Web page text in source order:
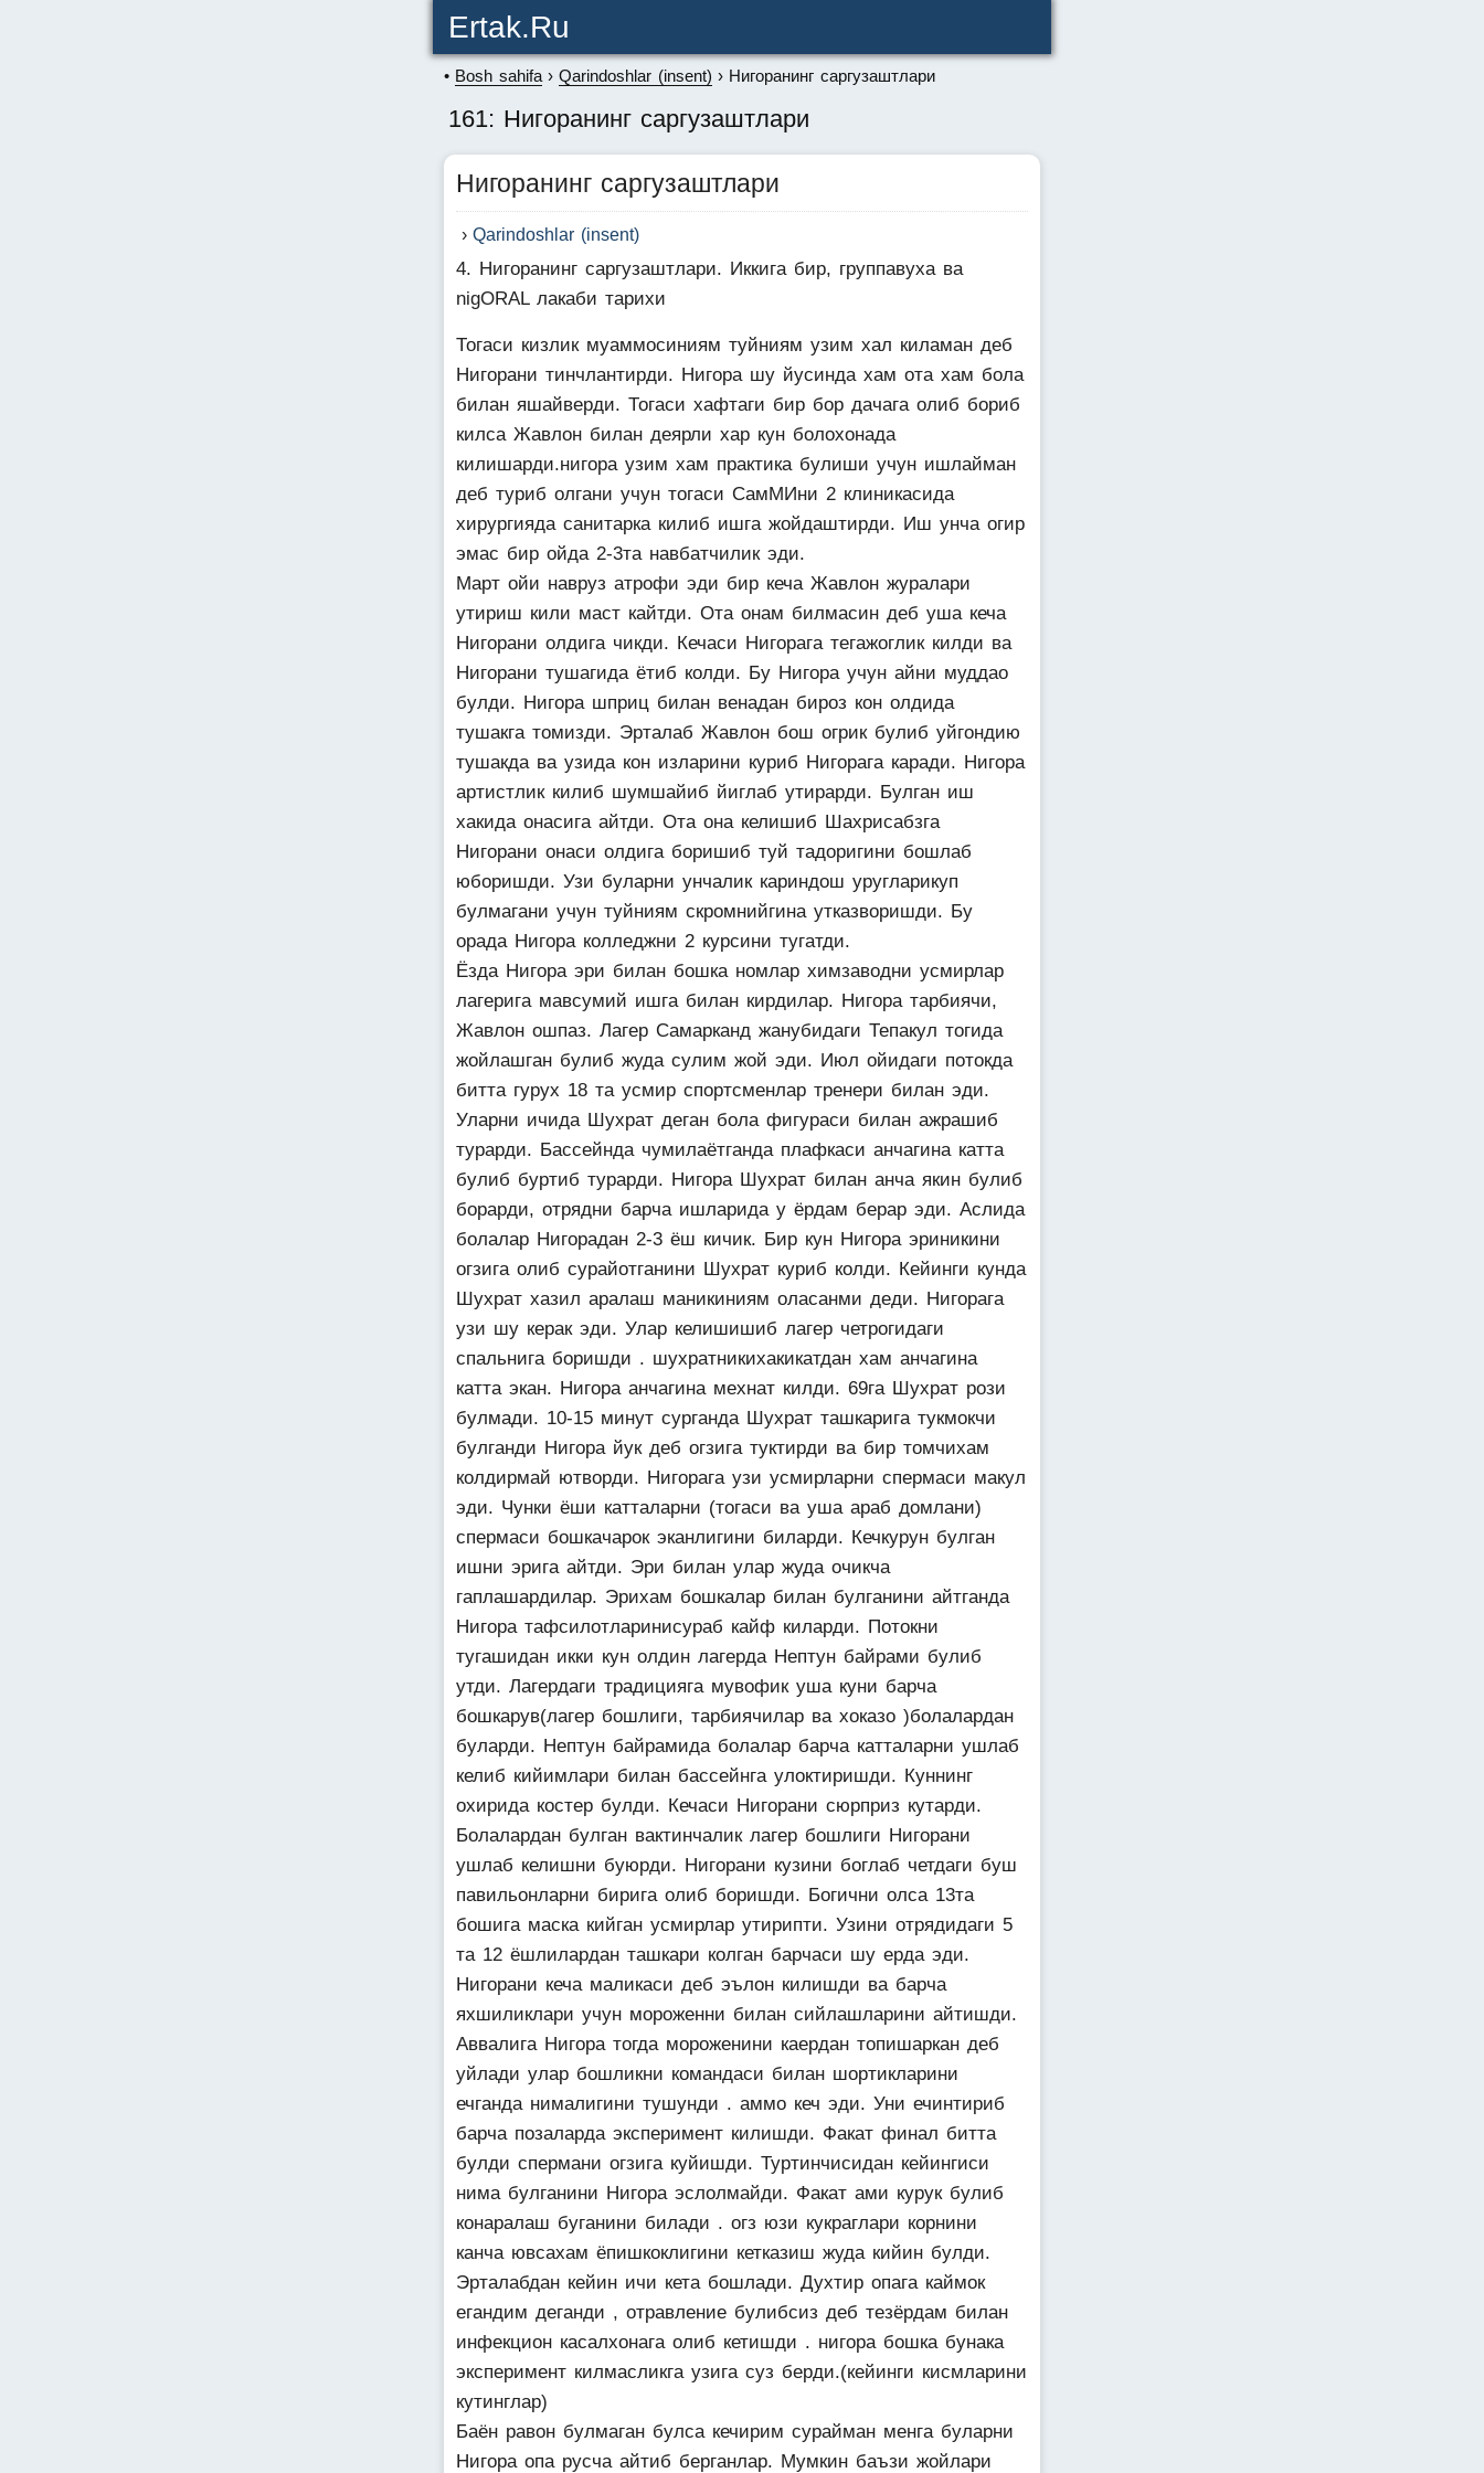
Ertak.ru
Bosh sahifa Qarindoshlar (insent) Нигоранинг саргузаштлари
161: Нигоранинг саргузаштлари
Нигоранинг саргузаштлари
Qarindoshlar (insent)
4. Нигоранинг саргузаштлари. Иккига бир, группавуха ва
nigORAL лакаби тарихи
Тогаси кизлик муаммосиниям туйниям узим хал киламан деб
Нигорани тинчлантирди. Нигора шу йусинда хам ота хам бола
билан яшайверди. Тогаси хафтаги бир бор дачага олиб бориб
килса Жавлон билан деярли хар кун болохонада
килишарди.нигора узим хам практика булиши учун ишлайман
деб туриб олгани учун тогаси СамМИни 2 клиникасида
хирургияда санитарка килиб ишга жойдаштирди. Иш унча огир
эмас бир ойда 2-3та навбатчилик эди.
Март ойи навруз атрофи эди бир кеча Жавлон журалари
утириш кили маст кайтди. Ота онам билмасин деб уша кеча
Нигорани олдига чикди. Кечаси Нигорага тегажоглик килди ва
Нигорани тушагида ётиб колди. Бу Нигора учун айни муддао
булди. Нигора шприц билан венадан бироз кон олдида
тушакга томизди. Эрталаб Жавлон бош огрик булиб уйгондию
тушакда ва узида кон изларини куриб Нигорага каради. Нигора
артистлик килиб шумшайиб йиглаб утирарди. Булган иш
хакида онасига айтди. Ота она келишиб Шахрисабзга
Нигорани онаси олдига боришиб туй тадоригини бошлаб
юборишди. Узи буларни унчалик кариндош уругларикуп
булмагани учун туйниям скромнийгина утказворишди. Бу
орада Нигора колледжни 2 курсини тугатди.
Ёзда Нигора эри билан бошка номлар химзаводни усмирлар
лагерига мавсумий ишга билан кирдилар. Нигора тарбиячи,
Жавлон ошпаз. Лагер Самарканд жанубидаги Тепакул тогида
жойлашган булиб жуда сулим жой эди. Июл ойидаги потокда
битта гурух 18 та усмир спортсменлар тренери билан эди.
Уларни ичида Шухрат деган бола фигураси билан ажрашиб
турарди. Бассейнда чумилаётганда плафкаси анчагина катта
булиб буртиб турарди. Нигора Шухрат билан анча якин булиб
борарди, отрядни барча ишларида у ёрдам берар эди. Аслида
болалар Нигорадан 2-3 ёш кичик. Бир кун Нигора эриникини
огзига олиб сурайотганини Шухрат куриб колди. Кейинги кунда
Шухрат хазил аралаш маникиниям оласанми деди. Нигорага
узи шу керак эди. Улар келишишиб лагер четрогидаги
спальнига боришди . шухратникихакикатдан хам анчагина
катта экан. Нигора анчагина мехнат килди. 69га Шухрат рози
булмади. 10-15 минут сурганда Шухрат ташкарига тукмокчи
булганди Нигора йук деб огзига туктирди ва бир томчихам
колдирмай ютворди. Нигорага узи усмирларни спермаси макул
эди. Чунки ёши катталарни (тогаси ва уша араб домлани)
спермаси бошкачарок эканлигини биларди. Кечкурун булган
ишни эрига айтди. Эри билан улар жуда очикча
гаплашардилар. Эрихам бошкалар билан булганини айтганда
Нигора тафсилотларинисураб кайф киларди. Потокни
тугашидан икки кун олдин лагерда Нептун байрами булиб
утди. Лагердаги традицияга мувофик уша куни барча
бошкарув(лагер бошлиги, тарбиячилар ва хоказо )болалардан
буларди. Нептун байрамида болалар барча катталарни ушлаб
келиб кийимлари билан бассейнга улоктиришди. Куннинг
охирида костер булди. Кечаси Нигорани сюрприз кутарди.
Болалардан булган вактинчалик лагер бошлиги Нигорани
ушлаб келишни буюрди. Нигорани кузини боглаб четдаги буш
павильонларни бирига олиб боришди. Богични олса 13та
бошига маска кийган усмирлар утирипти. Узини отрядидаги 5
та 12 ёшлилардан ташкари колган барчаси шу ерда эди.
Нигорани кеча маликаси деб эълон килишди ва барча
яхшиликлари учун мороженни билан сийлашларини айтишди.
Аввалига Нигора тогда мороженини каердан топишаркан деб
уйлади улар бошликни командаси билан шортикларини
ечганда нималигини тушунди . аммо кеч эди. Уни ечинтириб
барча позаларда эксперимент килишди. Факат финал битта
булди спермани огзига куйишди. Туртинчисидан кейингиси
нима булганини Нигора эслолмайди. Факат ами курук булиб
конаралаш буганини билади . огз юзи кукраглари корнини
канча ювсахам ёпишкоклигини кетказиш жуда кийин булди.
Эрталабдан кейин ичи кета бошлади. Духтир опага каймок
егандим деганди , отравление булибсиз деб тезёрдам билан
инфекцион касалхонага олиб кетишди . нигора бошка бунака
эксперимент килмасликга узига суз берди.(кейинги кисмларини
кутинглар)
Баён равон булмаган булса кечирим сурайман менга буларни
Нигора опа русча айтиб берганлар. Мумкин баъзи жойлари